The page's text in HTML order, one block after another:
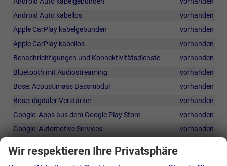
Android Auto kabellos
vorhanden
Apple CarPlay kabelgebunden
vorhanden
Apple CarPlay kabellos
vorhanden
Benachrichtigungen und Konnektivitätsdienste
vorhanden
Bluetooth mit Audiostreaming
vorhanden
Bose: Acoustimass Bassmodul
vorhanden
Bose: digitaler Verstärker
vorhanden
Google: Apps aus dem Google Play Store
vorhanden
Google: Automotive Services
vorhanden
Google: Google Maps-Dienste (Suche, Wetter, 3D-Karten, Google
Wir respektieren Ihre Privatsphäre